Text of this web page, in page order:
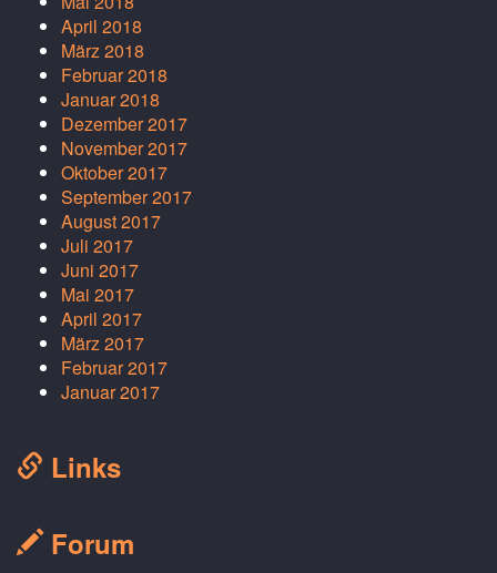
April 2018
März 2018
Februar 2018
Januar 2018
Dezember 2017
November 2017
Oktober 2017
September 2017
August 2017
Juli 2017
Juni 2017
Mai 2017
April 2017
März 2017
Februar 2017
Januar 2017
Links
Forum